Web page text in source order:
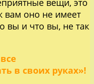
вещи, это
оно не имеет
вы и что вы, не так
в своих руках»!